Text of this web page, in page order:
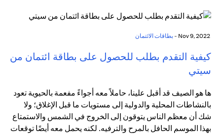
بطاقات الائتمان
كيفية التقدم بطلب للحصول على بطاقة ائتمان من
سيتي
ها هو الصيف قد أقبل علينا، حاملاً معه أجواءً مفعمة بالحيوية تعود
بالنشاطات المحلية والدولية إلى مستويات ما قبل الإغلاق؛ ولا
شك أن معظم الناس يتوقون إلى الخروج في الشمس والاستمتاع
بهذا الموسم الحافل بالمرح والترفيه. لكنه يحمل معه أيضًا توقعات